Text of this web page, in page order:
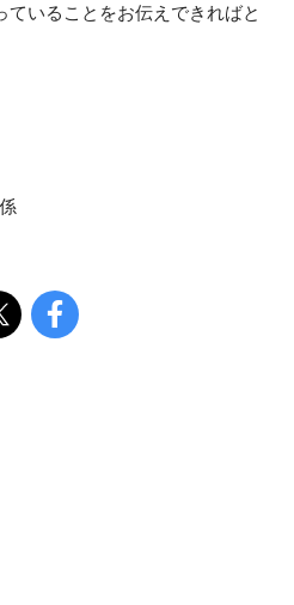
いることをお伝えできればと